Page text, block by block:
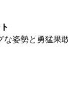
な姿勢と勇猛果